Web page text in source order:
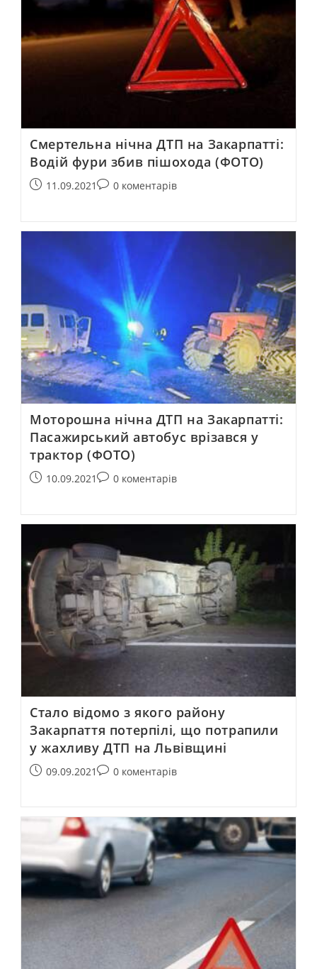
Смертельна нічна ДТП на Закарпатті:
Водій фури збив пішохода (ФОТО)
11.09.2021 0 коментарів
Моторошна нічна ДТП на Закарпатті:
Пасажирський автобус врізався у
трактор (ФОТО)
10.09.2021 0 коментарів
Стало відомо з якого району
Закарпаття потерпілі, що потрапили
у жахливу ДТП на Львівщині
09.09.2021 0 коментарів